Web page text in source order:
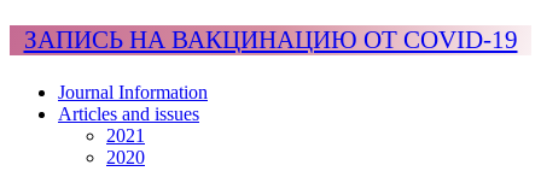
ЗАПИСЬ НА ВАКЦИНАЦИЮ ОТ COVID-19
Journal Information
Articles and issues
2021
2020